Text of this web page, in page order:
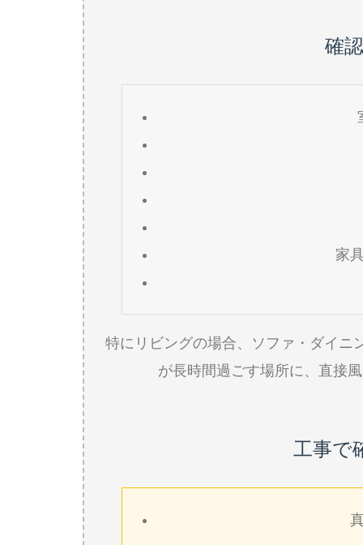
確
家
特にリビングの場合、ソファ・ダイニ
が長時間過ごす場所に、直接
工事で